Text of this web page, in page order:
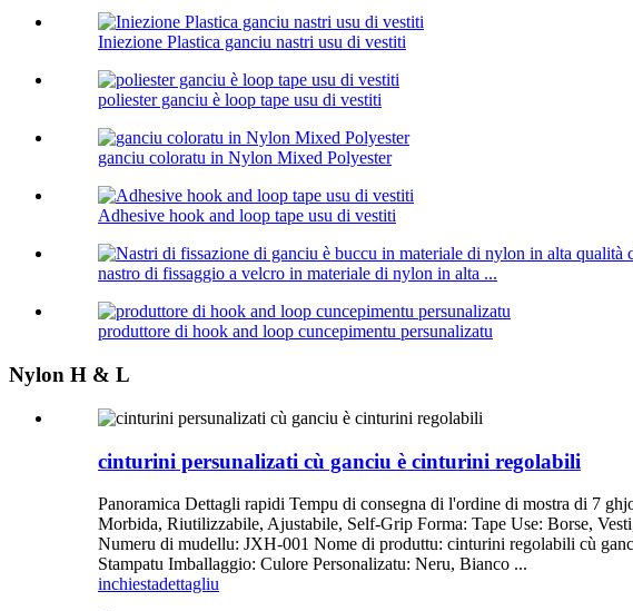
Iniezione Plastica ganciu nastri usu di vestiti
poliester ganciu è loop tape usu di vestiti
ganciu coloratu in Nylon Mixed Polyester
Adhesive hook and loop tape usu di vestiti
nastro di fissaggio a velcro in materiale di nylon in alta ...
produttore di hook and loop cuncepimentu persunalizatu
Nylon H & L
cinturini persunalizati cù ganciu è cinturini regolabili
Panoramica Dettagli rapidi Tempu di consegna di l'ordine di mostra di 7
Morbida, Riutilizzabile, Ajustabile, Self-Grip Forma: Tape Use: Borse,
Numeru di mudellu: JXH-001 Nome di produttu: cinturini regolabili cù
Stampatu Imballaggio: Culore Personalizatu: Neru, Bianco ...
inchiestadettagliu